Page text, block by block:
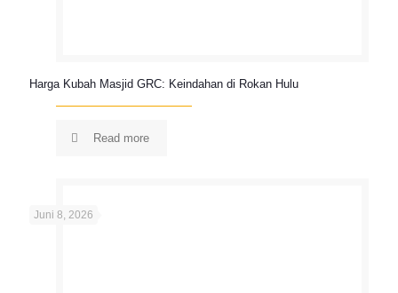
Harga Kubah Masjid GRC: Keindahan di Rokan Hulu
Read more
Juni 8, 2026